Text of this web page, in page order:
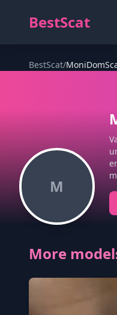
BestScat
BestScat/
M
More